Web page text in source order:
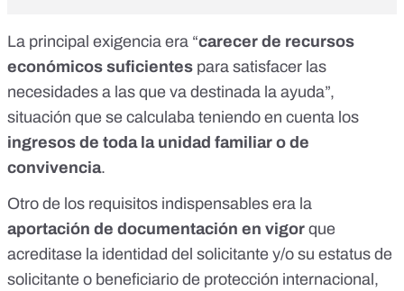
La principal exigencia era “carecer de recursos
económicos suficientes para satisfacer las
necesidades a las que va destinada la ayuda”,
situación que se calculaba teniendo en cuenta los
ingresos de toda la unidad familiar o de
convivencia.
Otro de los requisitos indispensables era la
aportación de documentación en vigor que
acreditase la identidad del solicitante y/o su estatus de
solicitante o beneficiario de protección internacional,